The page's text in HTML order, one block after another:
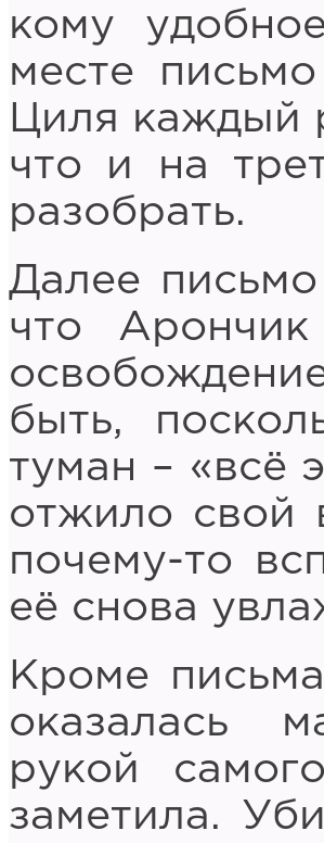
кому
месте
Циля каждый
что и на
разобрать.
Далее
что
быть,
туман – «всё
отжило свой
почему-то
её снова
Кроме
оказалась
рукой
заметила.